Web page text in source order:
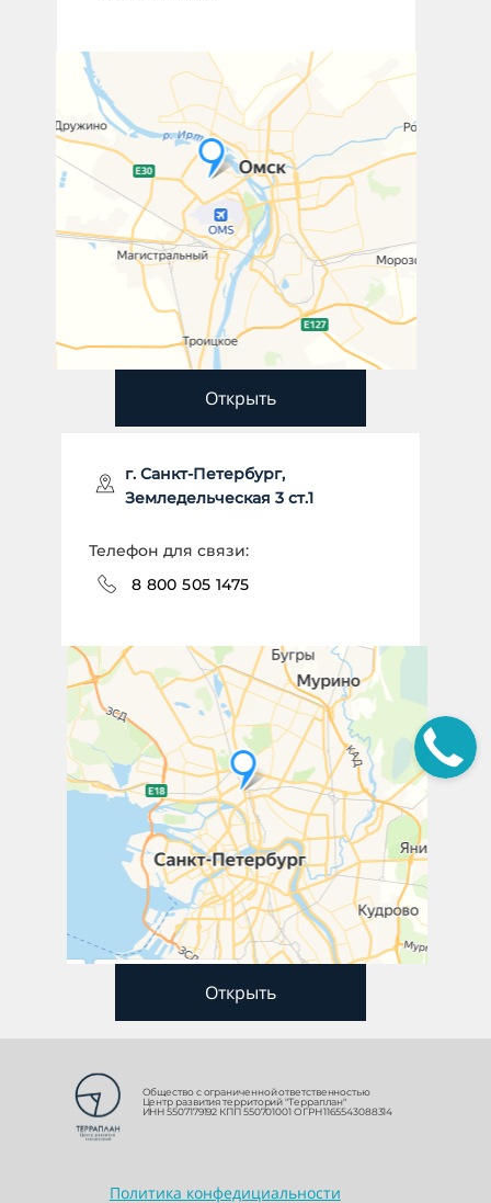
Отправить заявку
Даю согласие на
обработку
персональных данных
г. Санкт-Петербург,
Земледельческая 3 ст.1
Телефон для связи:
8 800 505 1475
Открыть
Открыть
Политика конфедициальности
Общество с ограниченной ответственностью
Центр развития территорий "Терраплан"
ИНН 5507179192 КПП 550701001 ОГРН 1165543088314